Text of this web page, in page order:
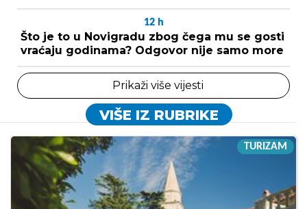
12 h
Što je to u Novigradu zbog čega mu se gosti
vraćaju godinama? Odgovor nije samo more
Prikaži više vijesti
VIŠE IZ RUBRIKE
TURIZAM